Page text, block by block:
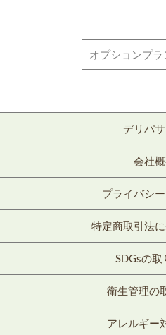
オプションプ
デリパ
会社
プライバシ
特定商取引法
SDGsの取
衛生管理の
アレルギー